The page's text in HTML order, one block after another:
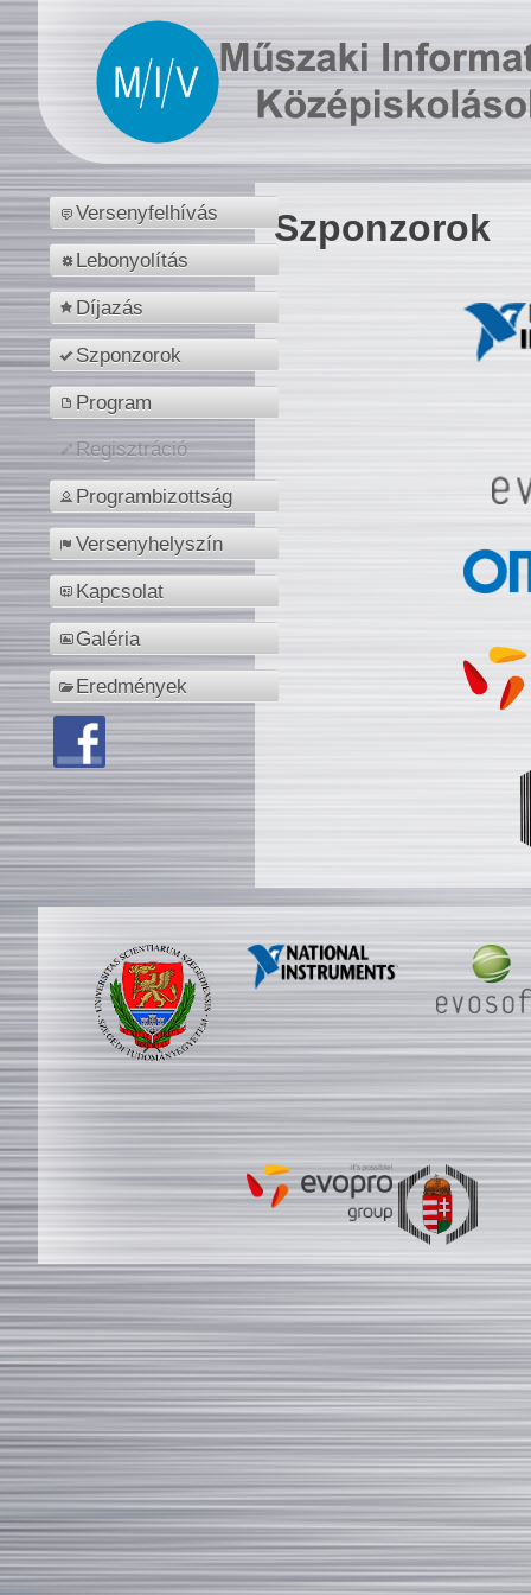
Versenyfelhívás
Lebonyolítás
Díjazás
Szponzorok
Program
Regisztráció
Programbizottság
Versenyhelyszín
Kapcsolat
Galéria
Eredmények
Szponzorok